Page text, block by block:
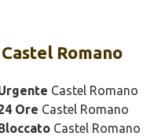
Romano
Castel Romano
Ore Castel Romano
Castel Romano